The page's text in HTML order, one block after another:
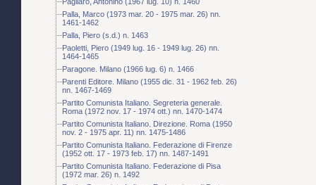
Palla, Marco (1973 mar. 20 - 1975 mar. 26) nn.
1461-1462
Palla, Piero (s.d.) n. 1463
Paoletti, Piero (1949 lug. 16 - 1949 lug. 26) nn.
1464-1465
Paragone. Milano (1966 lug. 6) n. 1466
Parenti Editore. Milano (1955 dic. 31 - 1962 feb. 26)
nn. 1467-1469
Partito Comunista Italiano. Segreteria generale.
Roma (1972 nov. 17 - 1974 ott.) nn. 1470-1474
Partito Comunista Italiano. Direzione. Roma (1950
nov. 2 - 1975 apr. 11) nn. 1475-1486
Partito Comunista Italiano. Federazione di Firenze
(1952 ott. 17 - 1973 feb. 17) nn. 1487-1491
Partito Comunista Italiano. Federazione di Pisa
(1972 mar. 26) n. 1492